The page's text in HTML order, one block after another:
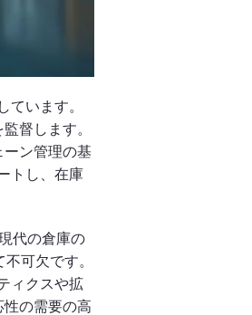
います。
督します。
ン管理の基
トし、在庫
代の倉庫の
可欠です。
ィクスや拡
の需要の高